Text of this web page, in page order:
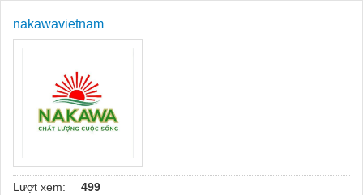
nakawavietnam
Lượt xem:
499